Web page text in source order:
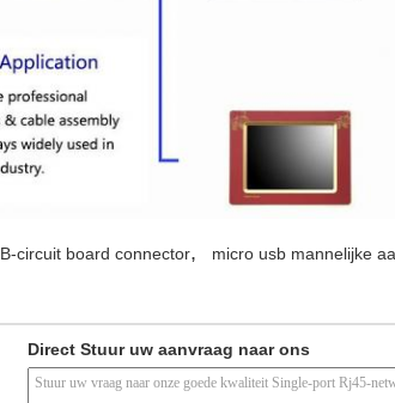
circuit board connector, micro usb mannelijke
Direct Stuur uw aanvraag naar ons